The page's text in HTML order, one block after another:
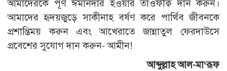
আমাদেরকে পূর্ণ ঈমানদার হওয়ার তাওফীক্ব দান করুন।
আমাদের হৃদয়জুড়ে সাকীনাহ বর্ষণ করে পার্থিব জীবনকে
প্রশান্তিময় করুন এবং আখেরাতে জান্নাতুল ফেরদাউসে
প্রবেশের সুযোগ দান করুন- আমীন!
আব্দুল্লাহ আল-মা‘রূফ